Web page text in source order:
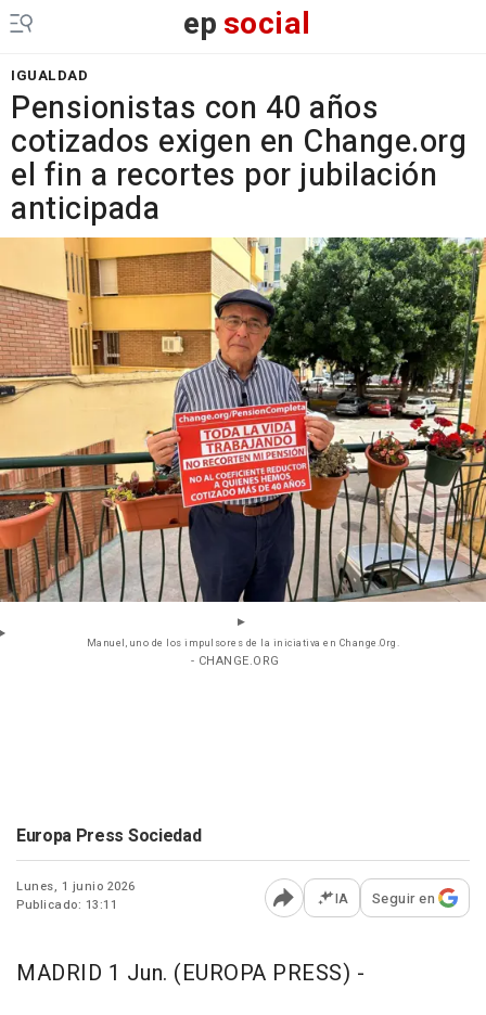
epsocial
IGUALDAD
Pensionistas con 40 años
cotizados exigen en Change.org
el fin a recortes por jubilación
anticipada
Manuel, uno de los impulsores de la iniciativa en Change.Org.
- CHANGE.ORG
Europa Press Sociedad
Lunes, 1 junio 2026
Publicado: 13:11
Abrir opciones para
IA Seguir en
MADRID 1 Jun. (EUROPA PRESS) -